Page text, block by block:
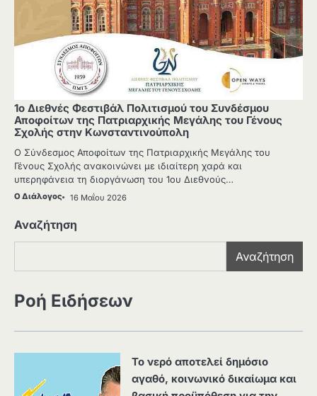
1ο Διεθνές Φεστιβάλ Πολιτισμού του Συνδέσμου
Αποφοίτων της Πατριαρχικής Μεγάλης του Γένους
Σχολής στην Κωνσταντινούπολη
Ο Σύνδεσμος Αποφοίτων της Πατριαρχικής Μεγάλης του
Γένους Σχολής ανακοινώνει με ιδιαίτερη χαρά και
υπερηφάνεια τη διοργάνωση του 1ου Διεθνούς…
Ο Διάλογος 16 Μαΐου 2026
Αναζήτηση
Αναζήτηση
Ροή Ειδήσεων
Το νερό αποτελεί δημόσιο
αγαθό, κοινωνικό δικαίωμα και